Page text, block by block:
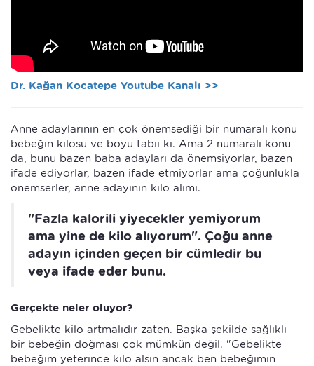
Dr. Kağan Kocatepe Youtube Kanalı >>
Anne adaylarının en çok önemsediği bir numaralı konu
bebeğin kilosu ve boyu tabii ki. Ama 2 numaralı konu
da, bunu bazen baba adayları da önemsiyorlar, bazen
ifade ediyorlar, bazen ifade etmiyorlar ama çoğunlukla
önemserler, anne adayının kilo alımı.
"Fazla kalorili yiyecekler yemiyorum
ama yine de kilo alıyorum". Çoğu anne
adayın içinden geçen bir cümledir bu
veya ifade eder bunu.
Gerçekte neler oluyor?
Gebelikte kilo artmalıdır zaten. Başka şekilde sağlıklı
bir bebeğin doğması çok mümkün değil. "Gebelikte
bebeğim yeterince kilo alsın ancak ben bebeğimin